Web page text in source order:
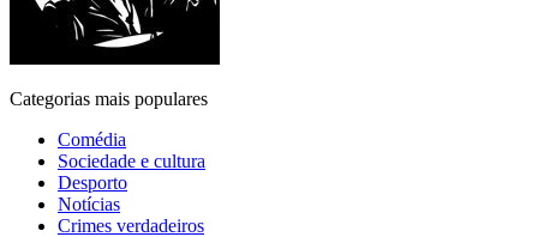
Categorias mais populares
Comédia
Sociedade e cultura
Desporto
Notícias
Crimes verdadeiros